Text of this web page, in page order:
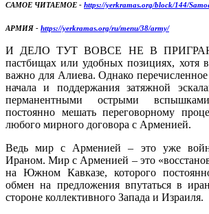
САМОЕ ЧИТАЕМОЕ - https://yerkramas.org/block/144/
АРМИЯ - https://yerkramas.org/ru/menu/38/army/
И ДЕЛО ТУТ ВОВСЕ НЕ В
пастбищах или удобных позициях, хотя
важно для Алиева. Однако
начала и поддержания затяжной
перманентными острыми
постоянно мешать переговорному
любого мирного договора с Арменией.
Ведь мир с Арменией – это уже
Ираном. Мир с Арменией – это
на Южном Кавказе, которого
обмен на предложения впутаться в
стороне коллективного Запада и Израиля.